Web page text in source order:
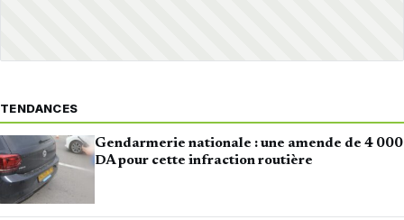
TENDANCES
Gendarmerie nationale : une amende de 4 000
DA pour cette infraction routière